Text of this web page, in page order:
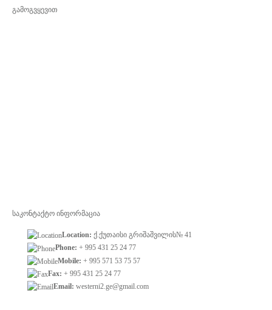
გამოგვყევით
საკონტაქტო ინფორმაცია
Location: ქ.ქუთაისი გრიშაშვილის№ 41
Phone: + 995 431 25 24 77
Mobile: + 995 571 53 75 57
Fax: + 995 431 25 24 77
Email: westerni2.ge@gmail.com